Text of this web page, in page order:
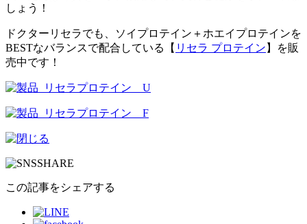
しょう！
ドクターリセラでも、ソイプロテイン＋ホエイプロテインを
BESTなバランスで配合している【 リセラ プロテイン 】を販
売中です！
この記事をシェアする